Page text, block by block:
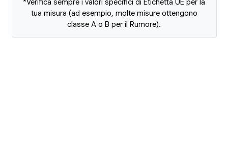
*Verifica sempre i valori specifici di Etichetta UE per la
tua misura (ad esempio, molte misure ottengono
classe A o B per il Rumore).